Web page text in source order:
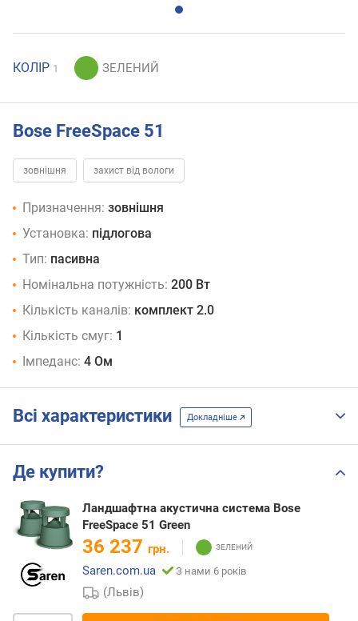
КОЛІР 1
Bose FreeSpace 51
зовнішня захист від вологи
Призначення: зовнішня
Установка: підлогова
Тип: пасивна
Номінальна потужність: 200 Вт
Кількість каналів: комплект 2.0
Кількість смуг: 1
Імпеданс: 4 Ом
Всі характеристики Докладніше
Де купити?
Ландшафтна акустична система Bose
FreeSpace 51 Green
36 237 грн.
Saren.com.ua
З нами 6 років
(Львів)